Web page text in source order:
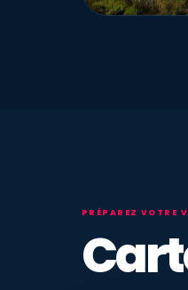
PRÉPAREZ VOTRE